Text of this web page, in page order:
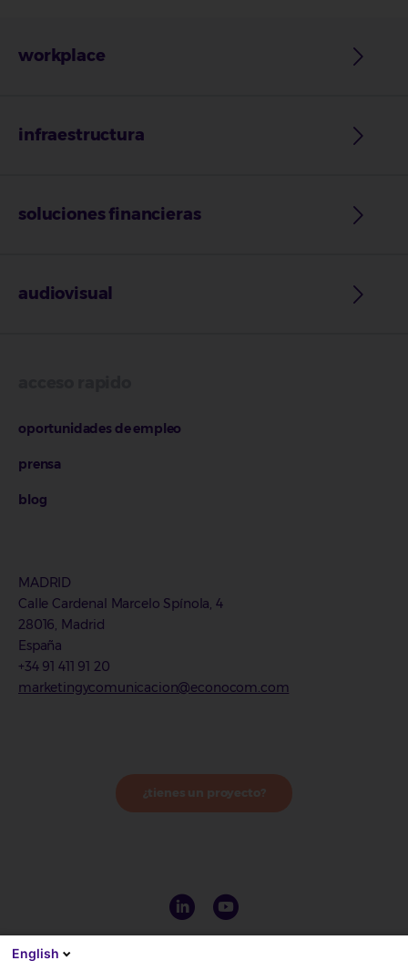
workplace
infraestructura
soluciones financieras
audiovisual
oportunidades de empleo
prensa
blog
MADRID
Calle Cardenal Marcelo Spínola, 4
28016, Madrid
España
+34 91 411 91 20
marketingycomunicacion@econocom.com
¿tienes un proyecto?
English